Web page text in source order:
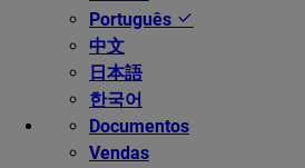
Português
中文
日本語
한국어
Documentos
Vendas